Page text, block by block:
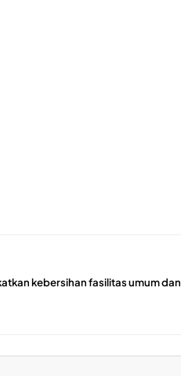
kebersihan fasilitas umum